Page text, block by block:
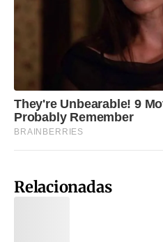
Relacionadas